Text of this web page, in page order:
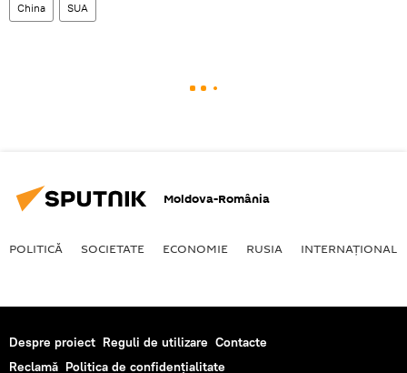
China SUA
Moldova-România
POLITICĂ SOCIETATE ECONOMIE RUSIA INTERNAŢIONAL
Despre proiect Reguli de utilizare Contacte
Reclamă Politica de confidențialitate